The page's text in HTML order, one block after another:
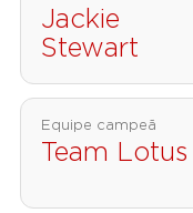
Jackie
Stewart
Equipe campeã
Team Lotus